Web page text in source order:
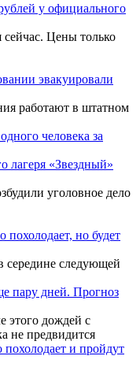
у официального
сейчас. Цены только
эвакуировали
работают в штатном
человека за
лагеря «Звездный»
уголовное дело
но будет
середине следующей
пару дней. Прогноз
этого дождей с
не предвидится
и пройдут